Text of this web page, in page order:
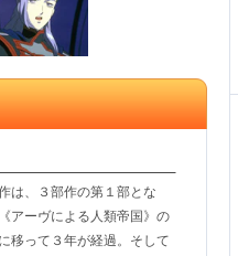
は、３部作の第１部とな
アーヴによる人類帝国》の
移って３年が経過。そして